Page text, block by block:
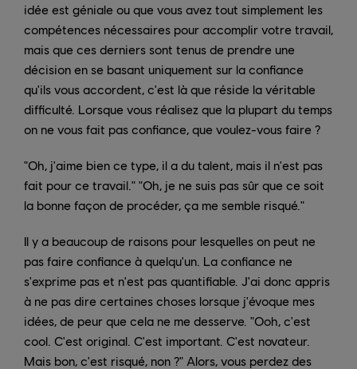
idée est géniale ou que vous avez tout simplement les
compétences nécessaires pour accomplir votre travail,
mais que ces derniers sont tenus de prendre une
décision en se basant uniquement sur la confiance
qu'ils vous accordent, c'est là que réside la véritable
difficulté. Lorsque vous réalisez que la plupart du temps
on ne vous fait pas confiance, que voulez-vous faire ?
"Oh, j'aime bien ce type, il a du talent, mais il n'est pas
fait pour ce travail." "Oh, je ne suis pas sûr que ce soit
la bonne façon de procéder, ça me semble risqué."
Il y a beaucoup de raisons pour lesquelles on peut ne
pas faire confiance à quelqu'un. La confiance ne
s'exprime pas et n'est pas quantifiable. J'ai donc appris
à ne pas dire certaines choses lorsque j'évoque mes
idées, de peur que cela ne me desserve. "Ooh, c'est
cool. C'est original. C'est important. C'est novateur.
Mais bon, c'est risqué, non ?" Alors, vous perdez des